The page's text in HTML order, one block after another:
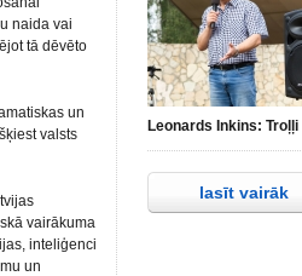
naida vai
tā dēvēto
un
valsts
vairākuma
inteliģenci
un
Leonards Inkins: Troļļi
lasīt vairāk